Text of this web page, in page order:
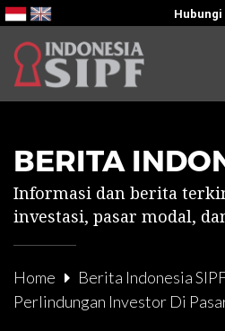
Hubungi
BERITA
Informasi dan berita
investasi, pasar modal,
Home
Berita Indonesia
Perlindungan Investor Di